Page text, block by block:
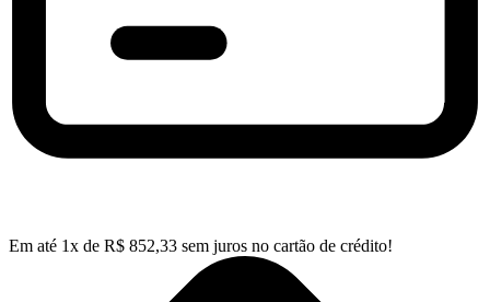
Em até 1x de R$ 852,33 sem juros no cartão de crédito!